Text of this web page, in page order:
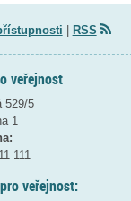
RSS
veřejnost
529/5
1
111
veřejnost: